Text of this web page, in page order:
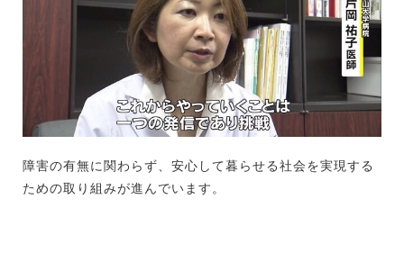
障害の有無に関わらず、安心して暮らせる社会を実現する
ための取り組みが進んでいます。